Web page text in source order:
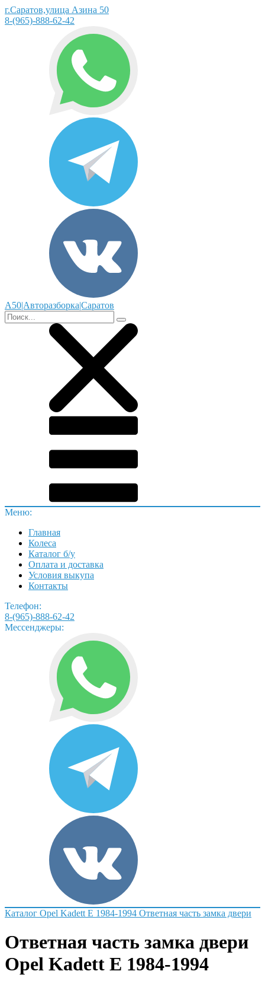
г.Саратов,улица Азина 50
8-(965)-888-62-42
А50|Авторазборка|Саратов
Меню:
Главная
Колеса
Каталог б/у
Оплата и доставка
Условия выкупа
Контакты
Телефон:
8-(965)-888-62-42
Мессенджеры:
Каталог Opel Kadett E 1984-1994 Ответная часть замка двери
Ответная часть замка двери
Opel Kadett E 1984-1994